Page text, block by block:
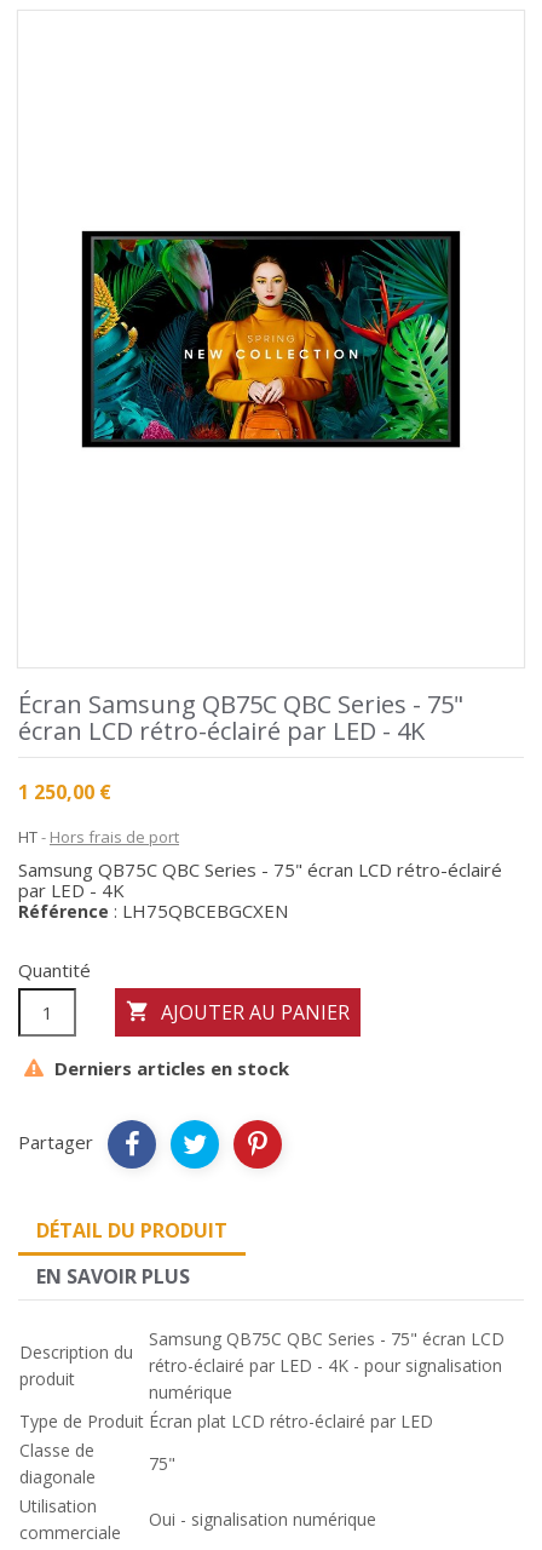
Écran Samsung QB75C QBC Series - 75"
écran LCD rétro-éclairé par LED - 4K
1 250,00 €
HT Hors frais de port
Samsung QB75C QBC Series - 75" écran LCD rétro-éclairé
par LED - 4K
Référence : LH75QBCEBGCXEN
Quantité
 AJOUTER AU PANIER
Derniers articles en stock
Partager
DÉTAIL DU PRODUIT
EN SAVOIR PLUS
Description du
produit
Samsung QB75C QBC Series - 75" écran LCD
rétro-éclairé par LED - 4K - pour signalisation
numérique
Type de Produit Écran plat LCD rétro-éclairé par LED
Classe de
diagonale
75"
Utilisation
commerciale
Oui - signalisation numérique